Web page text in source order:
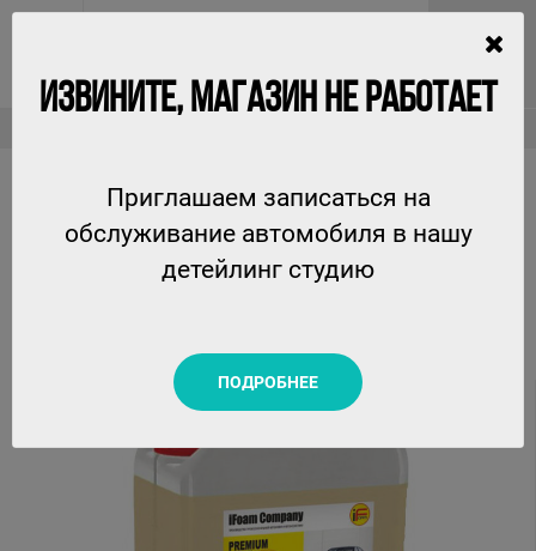
PREMIUM - БЕСКОНТАКТНЫЙ АВТОШАМПУНЬ IFOAM,
ИЗВИНИТЕ, МАГАЗИН НЕ РАБОТАЕТ
Приглашаем записаться на
обслуживание автомобиля в нашу
детейлинг студию
ПОДРОБНЕЕ